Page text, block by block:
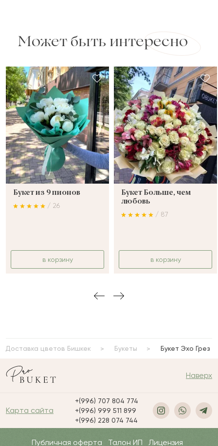
Может быть интересно
Букет из 9 пионов
/ 26
в корзину
Букет Больше, чем
любовь
/ 87
в корзину
Доставка цветов Бишкек Букеты Букет Эхо Грез
Наверх
Карта сайта
+(996) 707 804 774
+(996) 999 511 899
+(996) 228 074 744
Публичная оферта Талон ИП Лицензия